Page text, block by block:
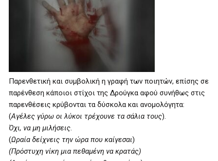
Παρενθετική και συμβολική η γραφή των ποιητών, επίσης σε
παρένθεση κάποιοι στίχοι της Δρούγκα αφού συνήθως στις
παρενθέσεις κρύβονται τα δύσκολα και ανομολόγητα:
(Αγέλες γύρω οι λύκοι τρέχουνε τα σάλια τους).
Όχι, να μη μιλήσεις.
(Ωραία δείχνεις την ώρα που καίγεσαι)
(Πρόστυχη νίκη μια πεθαμένη να κρατάς)